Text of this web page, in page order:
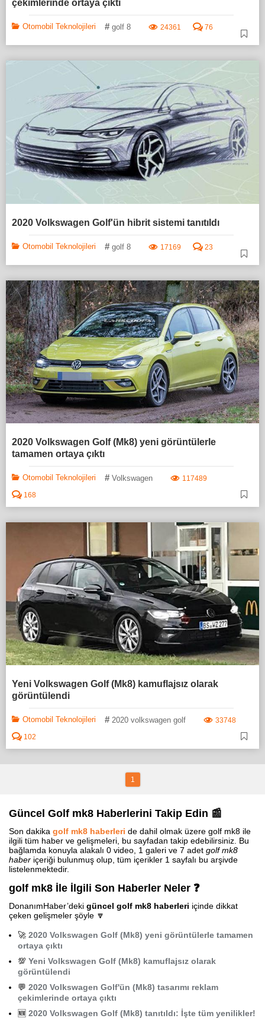
çekimlerinde ortaya çıktı
Otomobil Teknolojileri # golf 8 24361 76
2020 Volkswagen Golf'ün hibrit sistemi tanıtıldı
Otomobil Teknolojileri # golf 8 17169 23
2020 Volkswagen Golf (Mk8) yeni görüntülerle
tamamen ortaya çıktı
Otomobil Teknolojileri # Volkswagen
117489
168
Yeni Volkswagen Golf (Mk8) kamuflajsız olarak
görüntülendi
Otomobil Teknolojileri # 2020 volkswagen golf
33748
102
1
Güncel Golf mk8 Haberlerini Takip Edin 📰
Son dakika golf mk8 haberleri de dahil olmak üzere golf mk8 ile
ilgili tüm haber ve gelişmeleri, bu sayfadan takip edebilirsiniz. Bu
bağlamda konuyla alakalı 0 video, 1 galeri ve 7 adet golf mk8
haber içeriği bulunmuş olup, tüm içerikler 1 sayfalı bu arşivde
listelenmektedir.
golf mk8 İle İlgili Son Haberler Neler ❓
DonanımHaber’deki güncel golf mk8 haberleri içinde dikkat
çeken gelişmeler şöyle 🔽
🚀 2020 Volkswagen Golf (Mk8) yeni görüntülerle tamamen
ortaya çıktı
💯 Yeni Volkswagen Golf (Mk8) kamuflajsız olarak
görüntülendi
💬 2020 Volkswagen Golf'ün (Mk8) tasarımı reklam
çekimlerinde ortaya çıktı
🆕 2020 Volkswagen Golf (Mk8) tanıtıldı: İşte tüm yenilikler!